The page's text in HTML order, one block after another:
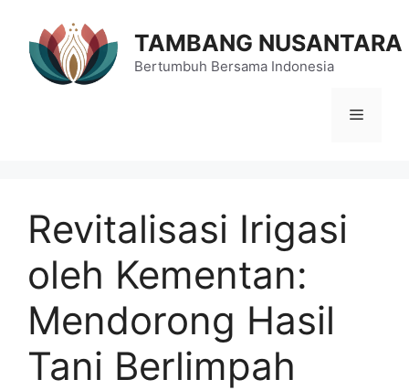
TAMBANG NUSANTARA
Bertumbuh Bersama Indonesia
Menu
Revitalisasi Irigasi
oleh Kementan:
Mendorong Hasil
Tani Berlimpah